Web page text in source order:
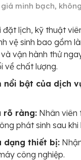
minh bạch,
đặt lịch, kỹ thuật
vệ sinh bao gồm
vận hành thử
về chất lượng.
nổi bật của dịch
rõ ràng: Nhân viên
phát sinh sau khi
dạng thiết bị:
công nghiệp.